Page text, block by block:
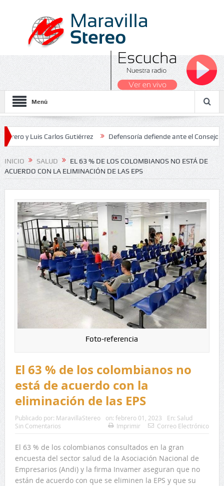
Menú
Carlos Gutiérrez Defensoría defiende ante el Consejo de
Nacionales 2026
INICIO SALUD
EL 63 % DE LOS COLOMBIANOS NO ESTÁ DE
ACUERDO CON LA ELIMINACIÓN DE LAS EPS
Foto-referencia
El 63 % de los colombianos no
está de acuerdo con la
eliminación de las EPS
Publicado por: MaravillaStereo on: febrero 01, 2023 En: Salud
Sin Comentarios
Imprimir Correo Electrónico
El 63 % de los colombianos consultados en la gran
encuesta del sector salud de la Asociación Nacional de
Empresarios (Andi) y la firma Invamer aseguran que no
están de acuerdo con que se eliminen la EPS y que su